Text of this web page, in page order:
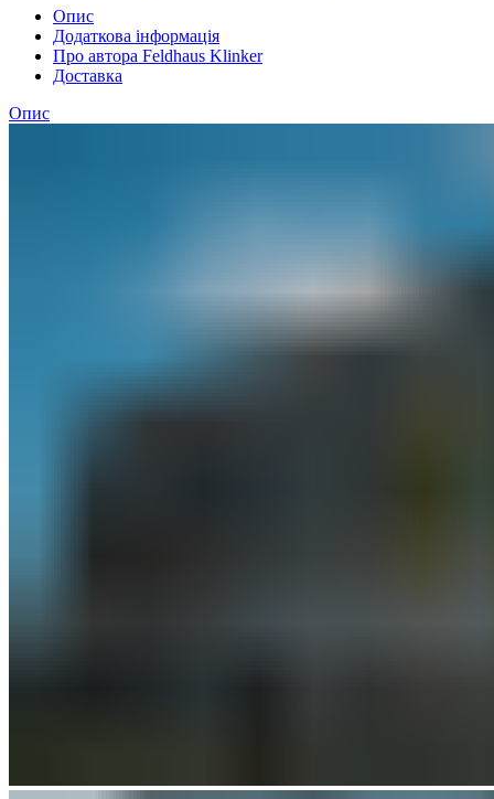
Опис
Додаткова інформація
Про автора Feldhaus Klinker
Доставка
Опис